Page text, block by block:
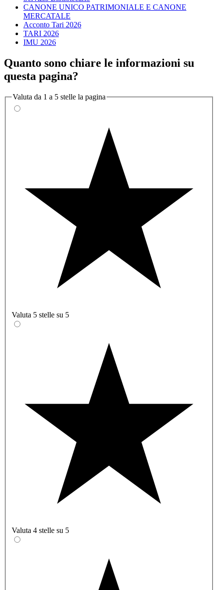
CANONE UNICO PATRIMONIALE E CANONE
MERCATALE
Acconto Tari 2026
TARI 2026
IMU 2026
Quanto sono chiare le informazioni su
questa pagina?
Valuta da 1 a 5 stelle la pagina
Valuta 5 stelle su 5
Valuta 4 stelle su 5